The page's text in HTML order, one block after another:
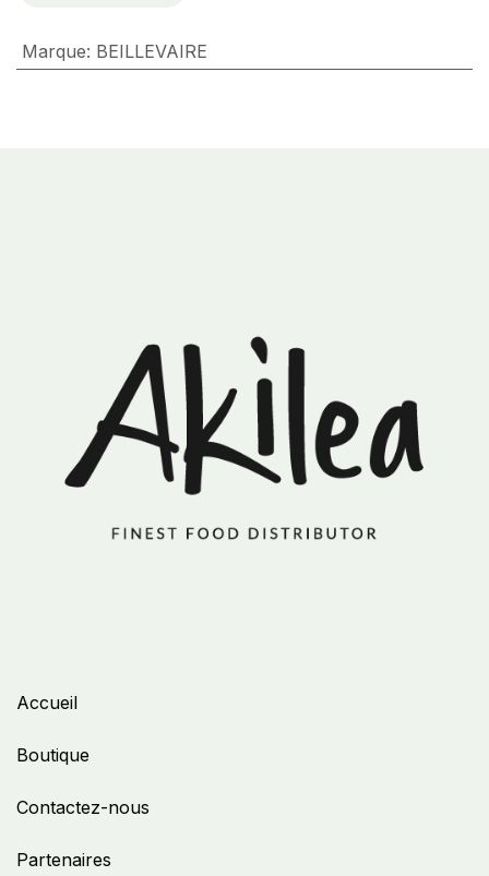
Marque: BEILLEVAIRE
Accueil
Boutique
Contactez-nous
Partenaires